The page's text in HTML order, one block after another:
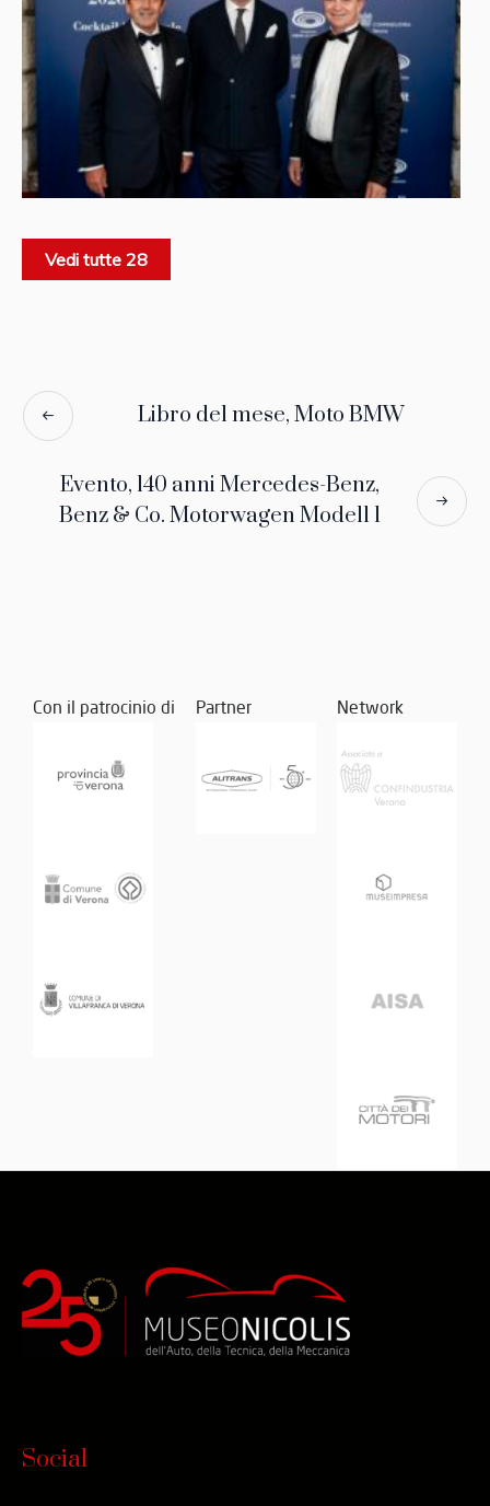
Vedi tutte 28
Libro del mese, Moto BMW
Evento, 140 anni Mercedes-Benz,
Benz & Co. Motorwagen Modell 1
Con il patrocinio di Partner Network
Social